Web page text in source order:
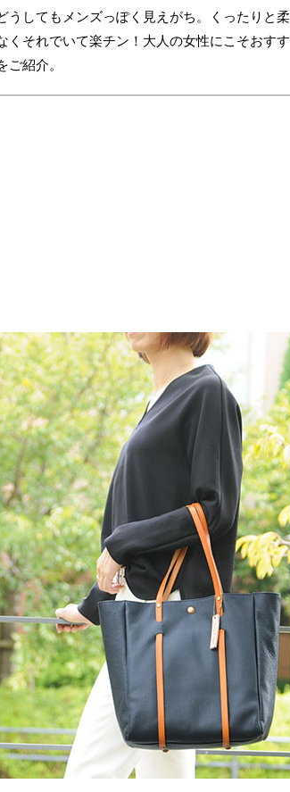
してもメンズっぽく見えがち。くったりと柔
それでいて楽チン！大人の女性にこそおすす
紹介。